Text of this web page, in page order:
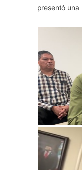
presentó una